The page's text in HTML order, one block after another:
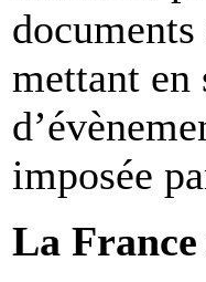
mettant en
imposée
La